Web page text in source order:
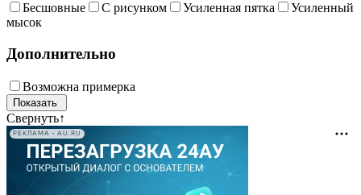
Бесшовные С рисунком Усиленная пятка
Усиленный
мысок
Дополнительно
Возможна примерка
Свернуть↑
РЕКЛАМА • AU.RU